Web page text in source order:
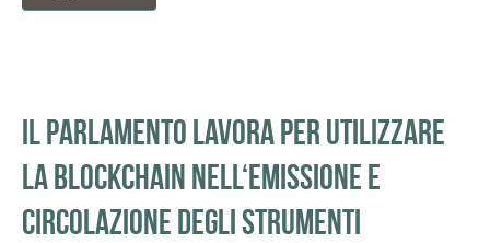
Il Parlamento lavora per utilizzare
la blockchain nell‘emissione e
circolazione degli strumenti